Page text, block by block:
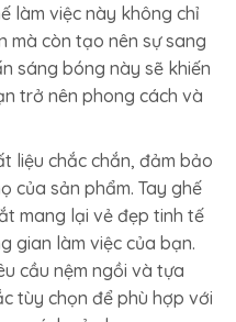
làm việc này không chỉ
mà còn tạo nên sự sang
sáng bóng này sẽ khiến
trở nên phong cách và
liệu chắc chắn, đảm bảo
của sản phẩm. Tay ghế
mang lại vẻ đẹp tinh tế
gian làm việc của bạn.
cầu nệm ngồi và tựa
tùy chọn để phù hợp với